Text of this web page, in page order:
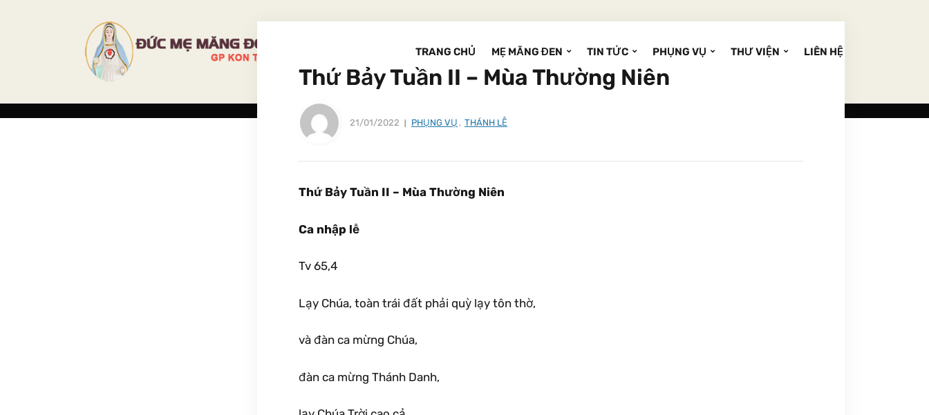
TRANG CHỦ MẸ MĂNG ĐEN TIN TỨC PHỤNG VỤ THƯ VIỆN LIÊN HỆ
Thứ Bảy Tuần II – Mùa Thường Niên
21/01/2022 PHỤNG VỤ , THÁNH LỄ
Thứ Bảy Tuần II – Mùa Thường Niên
Ca nhập lễ
Tv 65,4
Lạy Chúa, toàn trái đất phải quỳ lạy tôn thờ,
và đàn ca mừng Chúa,
đàn ca mừng Thánh Danh,